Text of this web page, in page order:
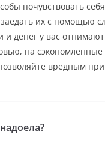
почувствовать
их с помощью
и денег у вас
на
вредным